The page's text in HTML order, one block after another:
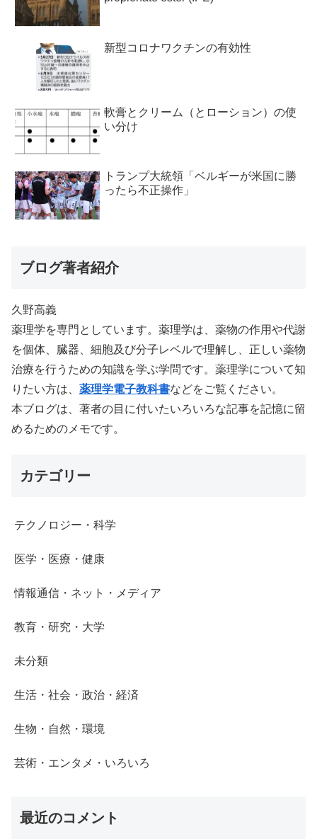
新型コロナワクチンの有効性
軟膏とクリーム（とローション）の使
い分け
トランプ大統領「ベルギーが米国に勝
ったら不正操作」
ブログ著者紹介
久野高義
薬理学を専門としています。薬理学は、薬物の作用や代謝
を個体、臓器、細胞及び分子レベルで理解し、正しい薬物
治療を行うための知識を学ぶ学問です。薬理学について知
りたい方は、 薬理学電子教科書などをご覧ください。
本ブログは、著者の目に付いたいろいろな記事を記憶に留
めるためのメモです。
カテゴリー
テクノロジー・科学
医学・医療・健康
情報通信・ネット・メディア
教育・研究・大学
未分類
生活・社会・政治・経済
生物・自然・環境
芸術・エンタメ・いろいろ
最近のコメント